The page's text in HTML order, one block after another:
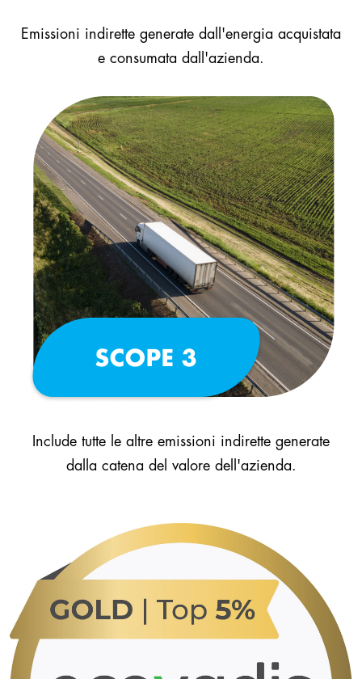
Emissioni indirette generate dall'energia acquistata
e consumata dall'azienda.
Include tutte le altre emissioni indirette generate
dalla catena del valore dell'azienda.